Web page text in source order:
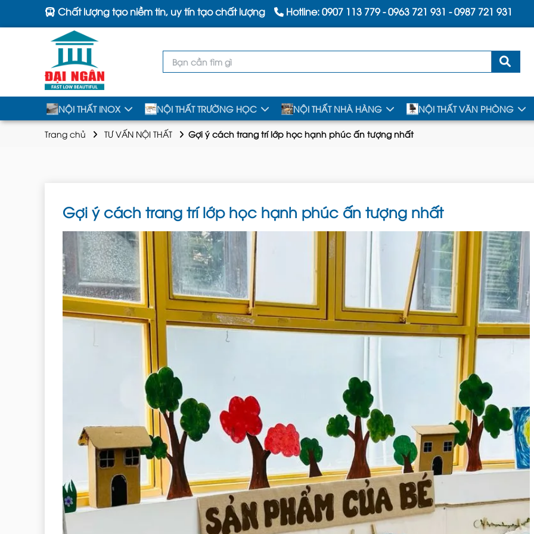
Chất lượng tạo niềm tin, uy tín tạo chất lượng Hotline:0907 113 779-0963 721 931 -0987 721 931
NỘI THẤT INOX NỘI THẤT TRƯỜNG HỌC NỘI THẤT NHÀ HÀNG NỘI THẤT VĂN PHÒNG
Trang chủ TƯ VẤN NỘI THẤT Gợi ý cách trang trí lớp học hạnh phúc ấn tượng nhất
Gợi ý cách trang trí lớp học hạnh phúc ấn tượng nhất